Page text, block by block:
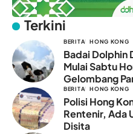
Terkini
BERITA HONG KONG
Badai Dolphin
Mulai Sabtu
Gelombang
BERITA HONG KONG
Polisi Hong
Rentenir, Ada
Disita